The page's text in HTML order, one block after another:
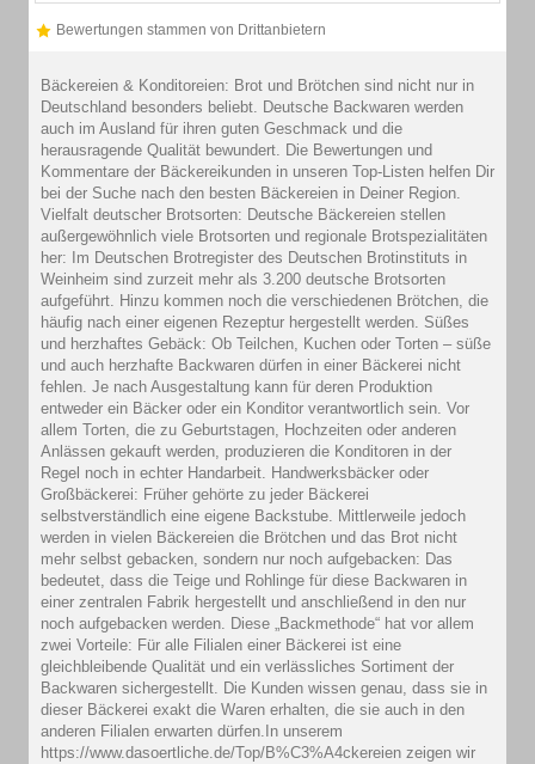
Bewertungen stammen von Drittanbietern
Bäckereien & Konditoreien: Brot und Brötchen sind nicht nur in
Deutschland besonders beliebt. Deutsche Backwaren werden
auch im Ausland für ihren guten Geschmack und die
herausragende Qualität bewundert. Die Bewertungen und
Kommentare der Bäckereikunden in unseren Top-Listen helfen Dir
bei der Suche nach den besten Bäckereien in Deiner Region.
Vielfalt deutscher Brotsorten: Deutsche Bäckereien stellen
außergewöhnlich viele Brotsorten und regionale Brotspezialitäten
her: Im Deutschen Brotregister des Deutschen Brotinstituts in
Weinheim sind zurzeit mehr als 3.200 deutsche Brotsorten
aufgeführt. Hinzu kommen noch die verschiedenen Brötchen, die
häufig nach einer eigenen Rezeptur hergestellt werden. Süßes
und herzhaftes Gebäck: Ob Teilchen, Kuchen oder Torten – süße
und auch herzhafte Backwaren dürfen in einer Bäckerei nicht
fehlen. Je nach Ausgestaltung kann für deren Produktion
entweder ein Bäcker oder ein Konditor verantwortlich sein. Vor
allem Torten, die zu Geburtstagen, Hochzeiten oder anderen
Anlässen gekauft werden, produzieren die Konditoren in der
Regel noch in echter Handarbeit. Handwerksbäcker oder
Großbäckerei: Früher gehörte zu jeder Bäckerei
selbstverständlich eine eigene Backstube. Mittlerweile jedoch
werden in vielen Bäckereien die Brötchen und das Brot nicht
mehr selbst gebacken, sondern nur noch aufgebacken: Das
bedeutet, dass die Teige und Rohlinge für diese Backwaren in
einer zentralen Fabrik hergestellt und anschließend in den nur
noch aufgebacken werden. Diese „Backmethode“ hat vor allem
zwei Vorteile: Für alle Filialen einer Bäckerei ist eine
gleichbleibende Qualität und ein verlässliches Sortiment der
Backwaren sichergestellt. Die Kunden wissen genau, dass sie in
dieser Bäckerei exakt die Waren erhalten, die sie auch in den
anderen Filialen erwarten dürfen.In unserem
https://www.dasoertliche.de/Top/B%C3%A4ckereien zeigen wir